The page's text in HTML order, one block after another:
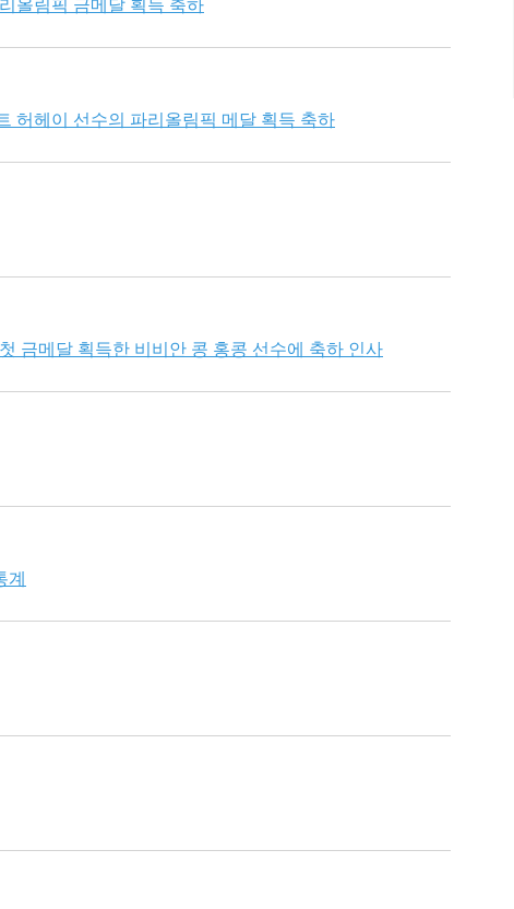
올림픽 금메달 획득 축하
허헤이 선수의 파리올림픽 메달 획득 축하
금메달 획득한 비비안 콩 홍콩 선수에 축하 인사
계